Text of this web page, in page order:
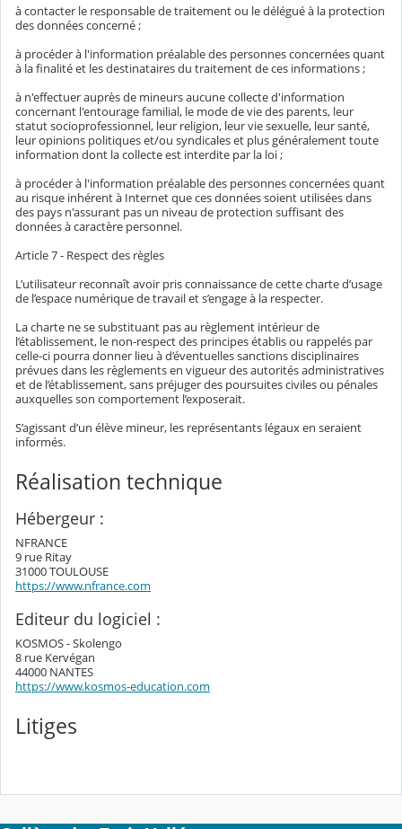
à contacter le responsable de traitement ou le délégué à la protection
des données concerné ;
à procéder à l'information préalable des personnes concernées quant
à la finalité et les destinataires du traitement de ces informations ;
à n'effectuer auprès de mineurs aucune collecte d'information
concernant l'entourage familial, le mode de vie des parents, leur
statut socioprofessionnel, leur religion, leur vie sexuelle, leur santé,
leur opinions politiques et/ou syndicales et plus généralement toute
information dont la collecte est interdite par la loi ;
à procéder à l'information préalable des personnes concernées quant
au risque inhérent à Internet que ces données soient utilisées dans
des pays n'assurant pas un niveau de protection suffisant des
données à caractère personnel.
Article 7 - Respect des règles
L’utilisateur reconnaît avoir pris connaissance de cette charte d’usage
de l’espace numérique de travail et s’engage à la respecter.
La charte ne se substituant pas au règlement intérieur de
l’établissement, le non-respect des principes établis ou rappelés par
celle-ci pourra donner lieu à d’éventuelles sanctions disciplinaires
prévues dans les règlements en vigueur des autorités administratives
et de l’établissement, sans préjuger des poursuites civiles ou pénales
auxquelles son comportement l’exposerait.
S’agissant d’un élève mineur, les représentants légaux en seraient
informés.
Réalisation technique
Hébergeur :
NFRANCE
9 rue Ritay
31000 TOULOUSE
https://www.nfrance.com
Editeur du logiciel :
KOSMOS - Skolengo
8 rue Kervégan
44000 NANTES
https://www.kosmos-education.com
Litiges